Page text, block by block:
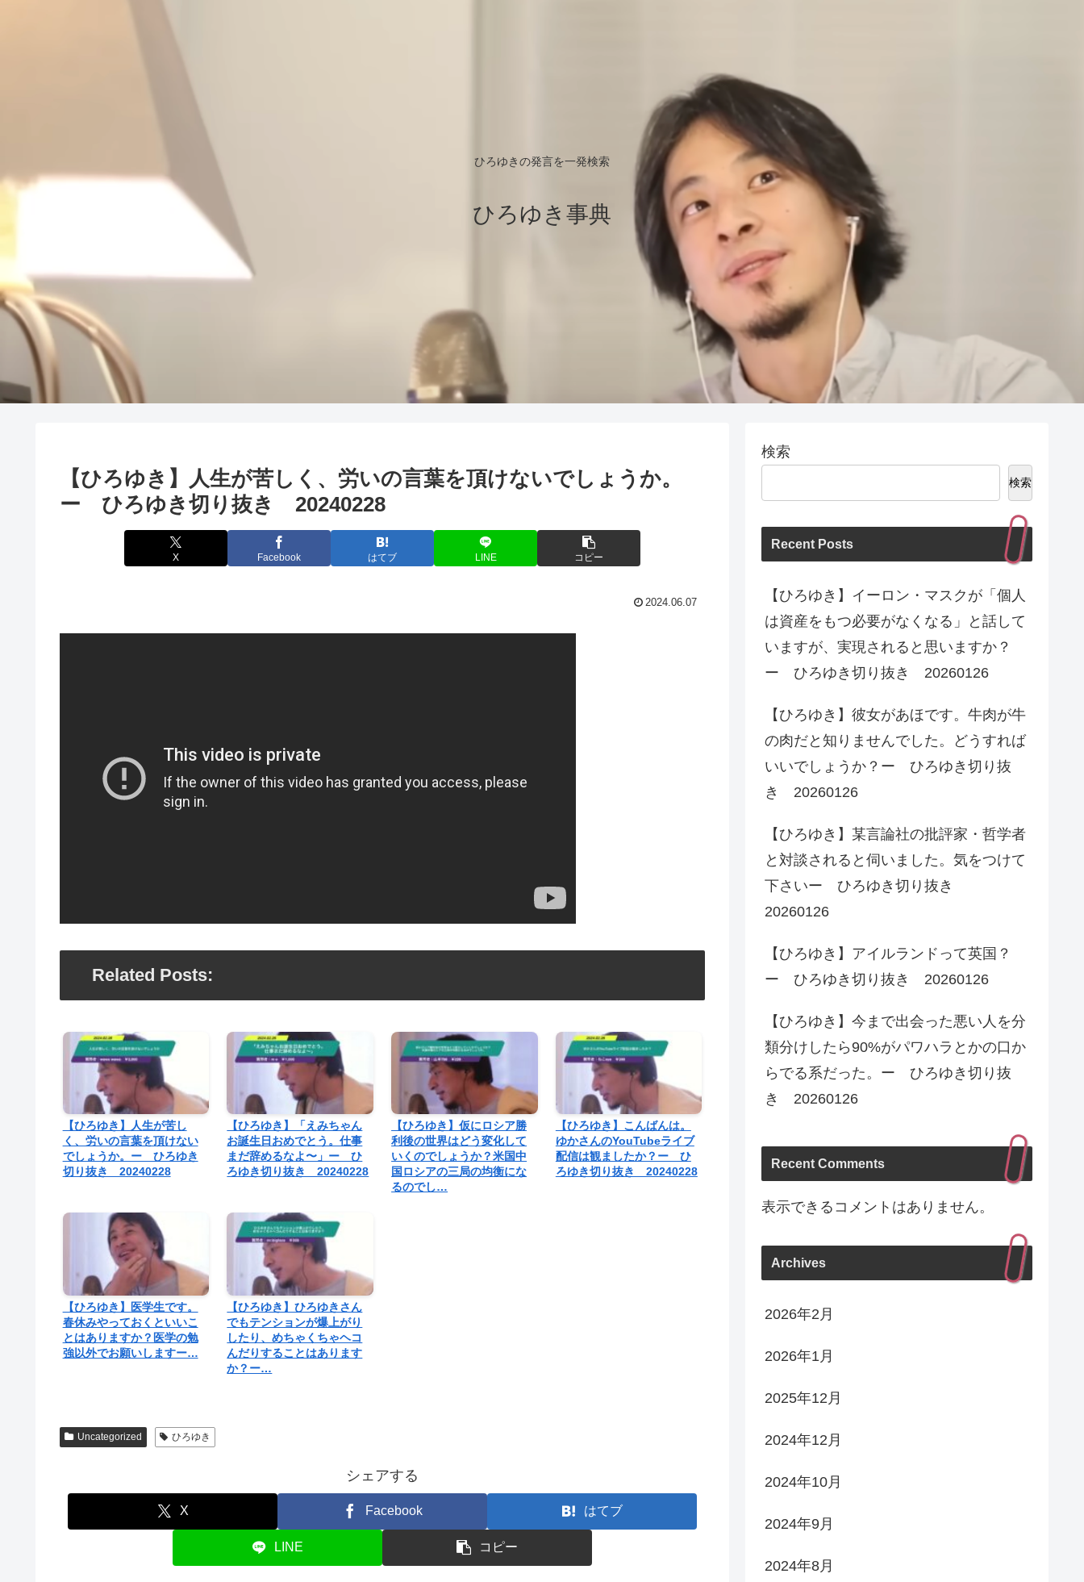
ひろゆきの発言を一発検索
ひろゆき事典
【ひろゆき】人生が苦しく、労いの言葉を頂けないでしょうか。
ー ひろゆき切り抜き 20240228
X Facebook はてブ LINE コピー
2024.06.07
Related Posts:
【ひろゆき】人生が苦し
く、労いの言葉を頂けない
でしょうか。ー ひろゆき
切り抜き 20240228
【ひろゆき】「えみちゃん
お誕生日おめでとう。仕事
まだ辞めるなよ〜」ー ひ
ろゆき切り抜き 20240228
【ひろゆき】仮にロシア勝
利後の世界はどう変化して
いくのでしょうか？米国中
国ロシアの三局の均衡にな
るのでし…
【ひろゆき】こんばんは。
ゆかさんのYouTubeライブ
配信は観ましたか？ー ひ
ろゆき切り抜き 20240228
【ひろゆき】医学生です。
春休みやっておくといいこ
とはありますか？医学の勉
強以外でお願いしますー…
【ひろゆき】ひろゆきさん
でもテンションが爆上がり
したり、めちゃくちゃヘコ
んだりすることはあります
か？ー…
Uncategorized ひろゆき
シェアする
X Facebook はてブ
LINE コピー
検索
検索
Recent Posts
【ひろゆき】イーロン・マスクが「個人
は資産をもつ必要がなくなる」と話して
いますが、実現されると思いますか？
ー ひろゆき切り抜き 20260126
【ひろゆき】彼女があほです。牛肉が牛
の肉だと知りませんでした。どうすれば
いいでしょうか？ー ひろゆき切り抜
き 20260126
【ひろゆき】某言論社の批評家・哲学者
と対談されると伺いました。気をつけて
下さいー ひろゆき切り抜き
20260126
【ひろゆき】アイルランドって英国？
ー ひろゆき切り抜き 20260126
【ひろゆき】今まで出会った悪い人を分
類分けしたら90%がパワハラとかの口か
らでる系だった。ー ひろゆき切り抜
き 20260126
Recent Comments
表示できるコメントはありません。
Archives
2026年2月
2026年1月
2025年12月
2024年12月
2024年10月
2024年9月
2024年8月